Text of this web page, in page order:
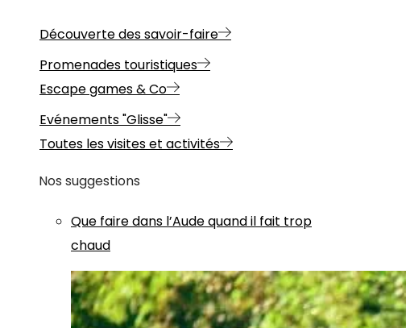
Découverte des savoir-faire
Promenades touristiques
Escape games & Co
Evénements "Glisse"
Toutes les visites et activités
Nos suggestions
Que faire dans l’Aude quand il fait trop
chaud